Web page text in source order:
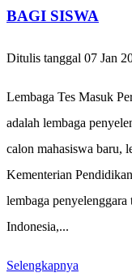
BAGI SISWA
Ditulis tanggal 07 Jan
Lembaga Tes Masuk
adalah lembaga
calon mahasiswa baru,
Kementerian
lembaga
Indonesia,...
Selengkapnya